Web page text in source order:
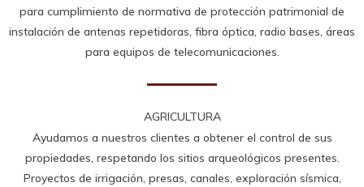
para cumplimiento de normativa de protección patrimonial de
instalación de antenas repetidoras, fibra óptica, radio bases, áreas
para equipos de telecomunicaciones.
AGRICULTURA
Ayudamos a nuestros clientes a obtener el control de sus
propiedades, respetando los sitios arqueológicos presentes.
Proyectos de irrigación, presas, canales, exploración sísmica,